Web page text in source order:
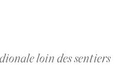
loin des sentiers